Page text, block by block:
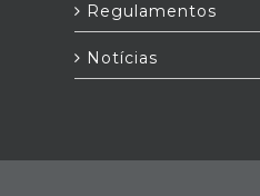
Regulamentos
Notícias